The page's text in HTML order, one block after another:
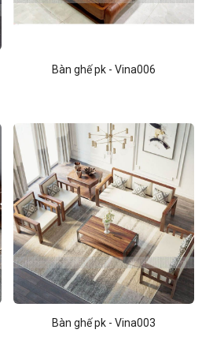
Bàn ghế pk - Vina006
Bàn ghế pk - Vina003